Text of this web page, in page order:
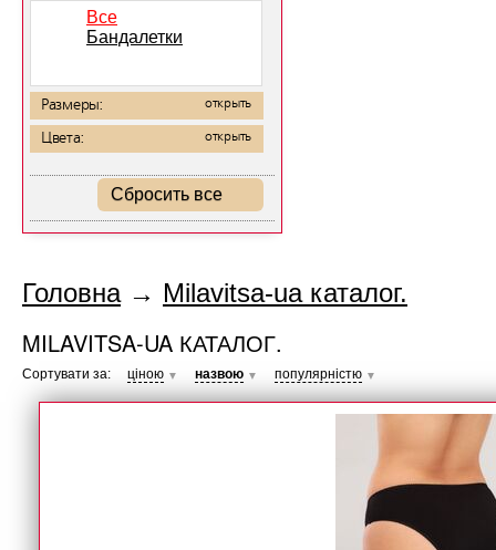
Все
Бандалетки
Размеры: открыть
Цвета: открыть
Сбросить все
Головна→ Milavitsa-ua каталог.
MILAVITSA-UA КАТАЛОГ.
Сортувати за: ціною ▼ назвою ▼ популярністю ▼